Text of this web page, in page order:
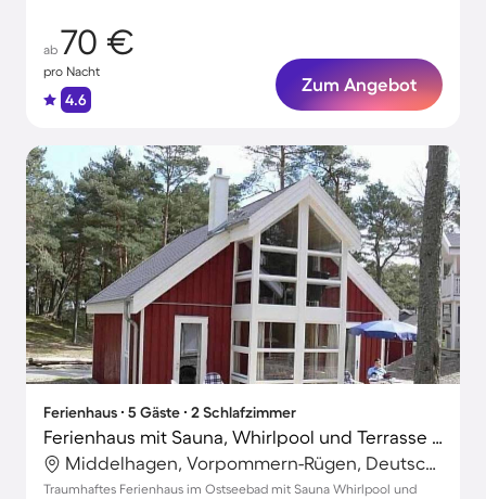
ab 70 €
pro Nacht
4.6
Zum Angebot
Ferienhaus ∙ 5 Gäste ∙ 2 Schlafzimmer
Ferienhaus mit Sauna, Whirlpool und Terrasse | Naturblick
Middelhagen, Vorpommern-Rügen, Deutschland
Traumhaftes Ferienhaus im Ostseebad mit Sauna Whirlpool und